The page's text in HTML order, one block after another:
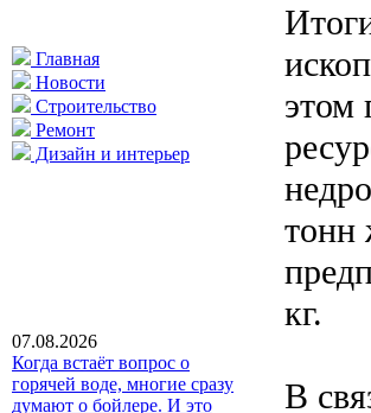
Главная
Новости
Строительство
Ремонт
Дизайн и интерьер
07.08.2026
Когда встаёт вопрос о
горячей воде, многие сразу
думают о бойлере. И это
этом
тонн
кг.
В